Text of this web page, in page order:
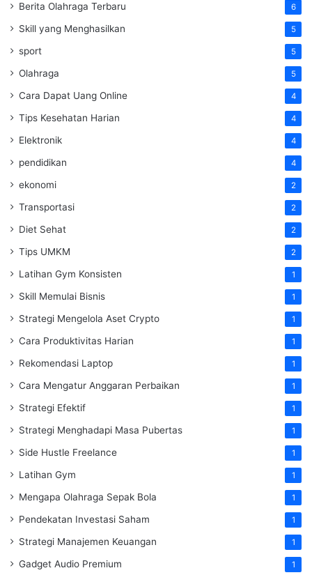
Berita Olahraga Terbaru 6
Skill yang Menghasilkan 5
sport 5
Olahraga 5
Cara Dapat Uang Online 4
Tips Kesehatan Harian 4
Elektronik 4
pendidikan 4
ekonomi 2
Transportasi 2
Diet Sehat 2
Tips UMKM 2
Latihan Gym Konsisten 1
Skill Memulai Bisnis 1
Strategi Mengelola Aset Crypto 1
Cara Produktivitas Harian 1
Rekomendasi Laptop 1
Cara Mengatur Anggaran Perbaikan 1
Strategi Efektif 1
Strategi Menghadapi Masa Pubertas 1
Side Hustle Freelance 1
Latihan Gym 1
Mengapa Olahraga Sepak Bola 1
Pendekatan Investasi Saham 1
Strategi Manajemen Keuangan 1
Gadget Audio Premium 1